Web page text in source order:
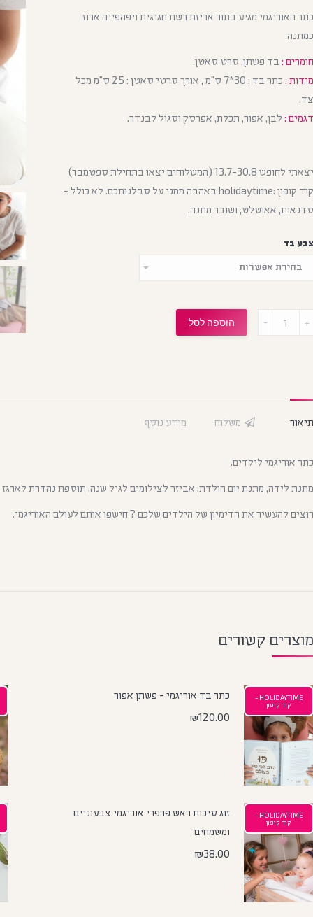
כתר האוריגמי מגיע בתור אריזת רשת חגיגית ויפהפייה ארוז
כמתנה.
חומרים : בד פשתן, סרט סאטן.
מידות :
כתר בד : 30*7 ס"מ , אורך סרטי סאטן : 25 ס"מ מכל
צד.
דגמים : לבן, אפור, תכלת, אפרסק וסגול לבנדר.
יצאתי לחופש 13.7-30.8 (המשלוחים יצאו בתחילת ספטמבר)
קוד קופון :holidaytime באהבה ממני על סבלנותכם. לא כולל -
סדנאות, אאוטלט, ושובר מתנה.
צבע בד
הוספה לסל
תיאור משלוח מידע נוסף
כתר אוריגמי לילדים.
מתנת לידה, מתנת יום הולדת, אביזר לצילומים לגיל שנה, תוספת נהדרת לארגז
רוצים להעשיר את הדימיון של הילדים שלכם ? חישפו אותם לעולם האוריגמי.
מוצרים קשורים
HOLIDAYTIME -
קוד קופון
כתר בד אוריגמי - פשתן אפור
₪120.00
HOLIDAYTIME -
קוד קופון
זוג סיכות ראש פרפרי אוריגמי צבעוניים
ומשמחים
₪38.00